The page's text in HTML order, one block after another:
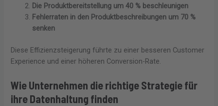
Die Produktbereitstellung um 40 % beschleunigen
Fehlerraten in den Produktbeschreibungen um 70 %
senken
Diese Effizienzsteigerung führte zu einer besseren Customer
Experience und einer höheren Conversion-Rate.
Wie Unternehmen die richtige Strategie für
ihre Datenhaltung finden